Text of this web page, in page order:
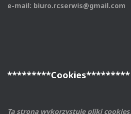
e-mail: biuro.rcserwis@gmail.com
*********Cookies*********
Ta strona wykorzystuje pliki cookies.